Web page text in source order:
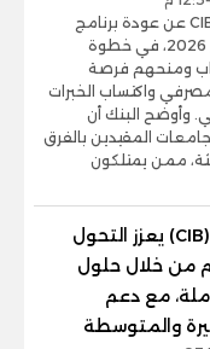
أعلن البنك التجاري الدولي CIB عن عودة برنامج
التدريب الصيفي رسميًا لعام 2026، في خطوة
ومنحهم فرصة
واكتساب الخبرات
وأوضح البنك أن
المقيدين بالفرق
ممن يمتلكون
البنك التجاري الدولي - (CIB) يعزز التحول
من خلال حلول
مع دعم
والمتوسطة